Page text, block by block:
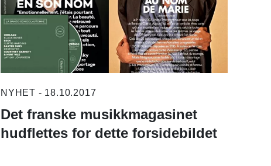
NYHET - 18.10.2017
Det franske musikkmagasinet
hudflettes for dette forsidebildet